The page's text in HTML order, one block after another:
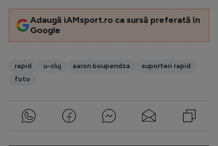
Adaugă iAMsport.ro ca sursă preferată în
Google
rapid u-cluj aaron boupendza
suporteri rapid
foto